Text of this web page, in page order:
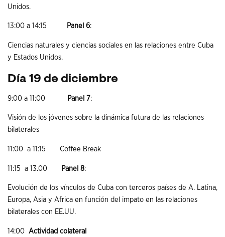
Unidos.
13:00 a 14:15 Panel 6:
Ciencias naturales y ciencias sociales en las relaciones entre Cuba
y Estados Unidos.
Día 19 de diciembre
9:00 a 11:00 Panel 7:
Visión de los jóvenes sobre la dinámica futura de las relaciones
bilaterales
11:00 a 11:15 Coffee Break
11:15 a 13.00 Panel 8:
Evolución de los vínculos de Cuba con terceros países de A. Latina,
Europa, Asia y Africa en función del impato en las relaciones
bilaterales con EE.UU.
14:00 Actividad colateral